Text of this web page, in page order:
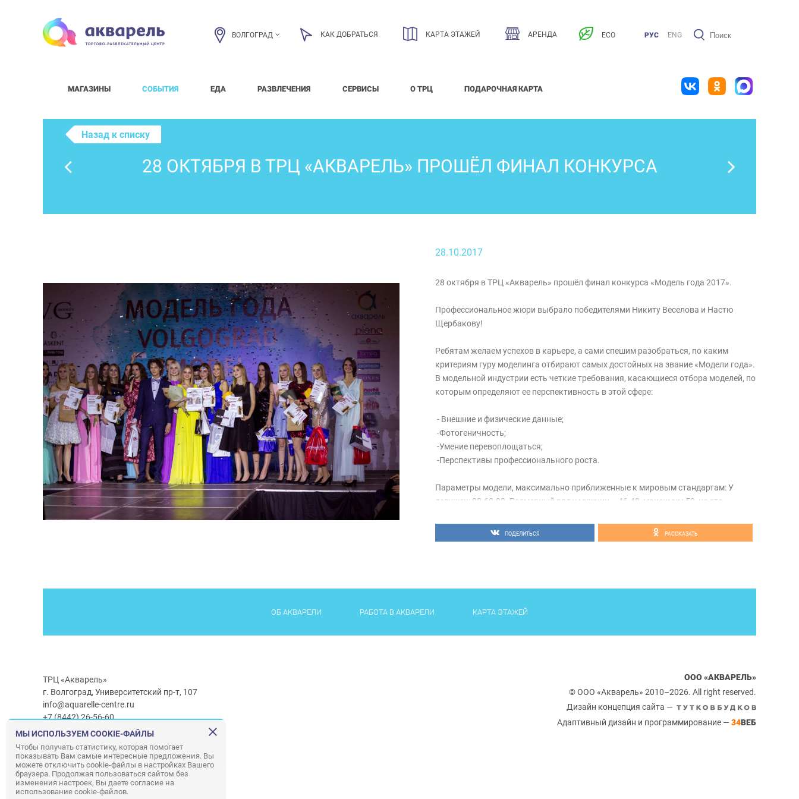
ВОЛГОГРАД КАК ДОБРАТЬСЯ КАРТА ЭТАЖЕЙ АРЕНДА ECO РУС ENG
МАГАЗИНЫ СОБЫТИЯ ЕДА РАЗВЛЕЧЕНИЯ СЕРВИСЫ О ТРЦ ПОДАРОЧНАЯ КАРТА
Назад к списку
28 ОКТЯБРЯ В ТРЦ «АКВАРЕЛЬ» ПРОШЁЛ ФИНАЛ КОНКУРСА
28.10.2017
28 октября в ТРЦ «Акварель» прошёл финал конкурса «Модель года 2017».
Профессиональное жюри выбрало победителями Никиту Веселова и Настю
Щербакову!
Ребятам желаем успехов в карьере, а сами спешим разобраться, по каким
критериям гуру моделинга отбирают самых достойных на звание «Модели года».
В модельной индустрии есть четкие требования, касающиеся отбора моделей, по
которым определяют ее перспективность в этой сфере:
- Внешние и физические данные;
-Фотогеничность;
-Умение перевоплощаться;
-Перспективы профессионального роста.
Параметры модели, максимально приближенные к мировым стандартам: У
девушек: 90-60-90. Размерный ряд у мужчин – 46-48, максимум 50, но это
лет. Максимальный – 182 см. Ростовой параметр для юношей: от 180 см, при
возрасте от 15 лет. Максимальный – 192 см. Но во всех случаях бывают
глянцевые журналы.
ПОДЕЛИТЬСЯ РАССКАЗАТЬ
ОБ АКВАРЕЛИ РАБОТА В АКВАРЕЛИ КАРТА ЭТАЖЕЙ
ТРЦ «Акварель»
г. Волгоград, Университетский пр-т, 107
info@aquarelle-centre.ru
+7 (8442) 26-56-60
Часы работы ТРЦ: с 10:00 до 22:00
Часы работы г/м Ашан:с 08:00 до 23:00
Часы работыг/мЛемана ПРО:с 08:00 до 22:00
Правила посещения ТРЦ «Акварель»
ООО «АКВАРЕЛЬ»
© ООО «Акварель» 2010–2026. All right reserved.
Дизайн концепция сайта —
Адаптивный дизайн и программирование — 34ВЕБ
МЫ ИСПОЛЬЗУЕМ COOKIE-ФАЙЛЫ
Чтобы получать статистику, которая помогает
показывать Вам самые интересные предложения. Вы
можете отключить cookie-файлы в настройках Вашего
браузера. Продолжая пользоваться сайтом без
изменения настроек, Вы даете согласие на
использование cookie-файлов.